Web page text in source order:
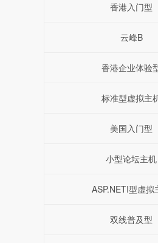
香港入门型
云峰B
香港企业体验
标准型虚拟主
美国入门型
小型论坛主机
ASP.NETI型虚拟
双线普及型